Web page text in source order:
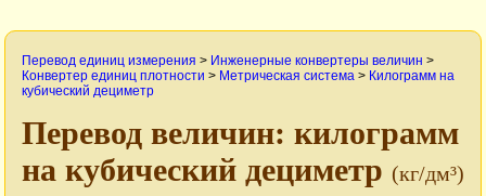
Перевод единиц измерения > Инженерные конвертеры величин >
Конвертер единиц плотности > Метрическая система > Килограмм на
кубический дециметр
Перевод величин: килограмм
на кубический дециметр (кг/дм³)